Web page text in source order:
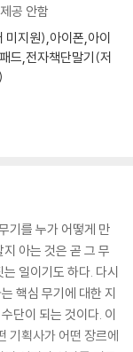
공 안함
지원),아이폰,아이
드,전자책단말기(저
기를 누가 어떻게 만
아는 것은 곧 그 무
일이기도 하다. 다시
핵심 무기에 대한 지
단이 되는 것이다. 이
기획사가 어떤 장르에